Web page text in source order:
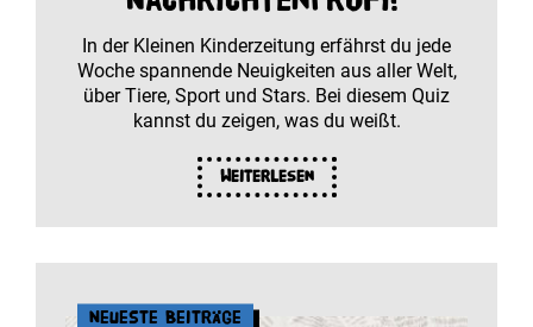
In der Kleinen Kinderzeitung erfährst du jede
Woche spannende Neuigkeiten aus aller Welt,
über Tiere, Sport und Stars. Bei diesem Quiz
kannst du zeigen, was du weißt.
Weiterlesen
Neueste Beiträge